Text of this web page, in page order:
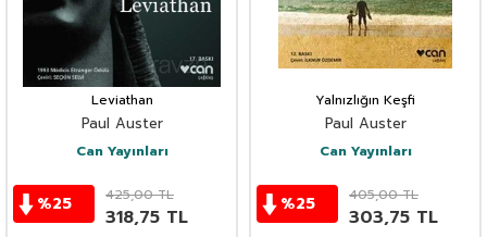
Leviathan
Paul Auster
Can Yayınları
%25 425,00TL
318,75 TL
Yalnızlığın Keşfi
Paul Auster
Can Yayınları
%25 405,00TL
303,75 TL